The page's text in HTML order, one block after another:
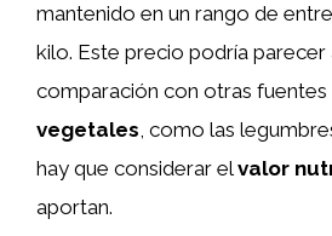
mantenido en un rango de
kilo. Este precio podría parecer
comparación con otras fuentes
vegetales, como las
hay que considerar elvalor
aportan.